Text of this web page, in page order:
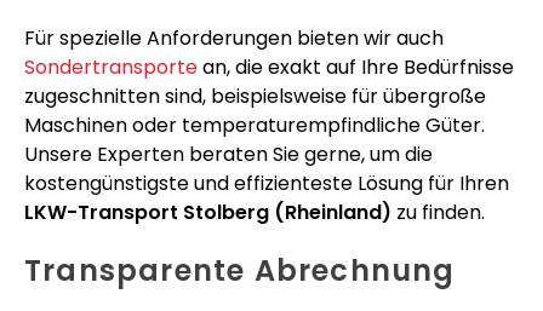
Für spezielle Anforderungen bieten wir auch
Sondertransportean, die exakt auf Ihre Bedürfnisse
zugeschnitten sind, beispielsweise für übergroße
Maschinen oder temperaturempfindliche Güter.
Unsere Experten beraten Sie gerne, um die
kostengünstigste und effizienteste Lösung für Ihren
LKW-Transport Stolberg (Rheinland) zu finden.
Transparente Abrechnung